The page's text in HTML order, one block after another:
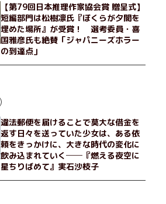
【第79回日本推理作家協会賞 贈呈式】
短編部門は松樹凛氏『ぼくらが夕闇を
埋めた場所』が受賞！ 選考委員・喜
国雅彦氏も絶賛「ジャパニーズホラー
の到達点」
違法郵便を届けることで莫大な借金を
返す日々を送っていた少女は、ある依
頼をきっかけに、大きな時代の変化に
飲み込まれていく──『燃える夜空に
星ちりばめて』実石沙枝子